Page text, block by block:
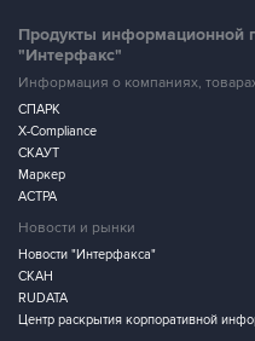
Продукты информационной
"Интерфакс"
Информация о компаниях,
СПАРК
X-Compliance
СКАУТ
Маркер
АСТРА
Новости и рынки
Новости "Интерфакса"
СКАН
RUDATA
Центр раскрытия корпоративной